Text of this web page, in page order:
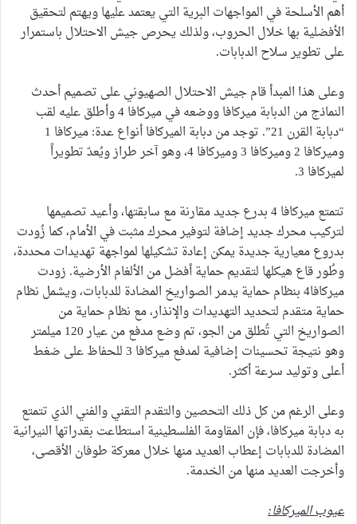
أهم الأسلحة في المواجهات البرية التي يعتمد عليها ويهتم لتحقيق
الأفضلية بها خلال الحروب، ولذلك يحرص جيش الاحتلال باستمرار
على تطوير سلاح الدبابات.
وعلى هذا المبدأ قام جيش الاحتلال الصهيوني على تصميم أحدث
النماذج من الدبابة ميركافا ووضعه في ميركافا 4 وأطلق عليه لقب
“دبابة القرن 21”. توجد من دبابة الميركافا أنواع عدة: ميركافا 1
وميركافا 2 وميركافا 3 وميركافا 4، وهو آخر طراز ويُعدّ تطويراً
لميركافا 3.
تتمتع ميركافا 4 بدرع جديد مقارنة مع سابقتها، وأعيد تصميمها
لتركيب محرك جديد إضافة لتوفير محرك مثبت في الأمام، كما زُودت
بدروع معيارية جديدة يمكن إعادة تشكيلها لمواجهة تهديدات محددة،
وطُور قاع هيكلها لتقديم حماية أفضل من الألغام الأرضية. زودت
ميركافا4 بنظام حماية يدمر الصواريخ المضادة للدبابات، ويشمل نظام
حماية متقدم لتحديد التهديدات والإنذار، مع نظام حماية من
الصواريخ التي تُطلق من الجو، تم وضع مدفع من عيار 120 ميلمتر
وهو نتيجة تحسينات إضافية لمدفع ميركافا 3 للحفاظ على ضغط
أعلى وتوليد سرعة أكثر.
وعلى الرغم من كل ذلك التحصين والتقدم التقني والفني الذي تتمتع
به دبابة ميركافا، فإن المقاومة الفلسطينية استطاعت بقدراتها النيرانية
المضادة للدبابات إعطاب العديد منها خلال معركة طوفان الأقصى،
وأخرجت العديد منها من الخدمة.
عيوب الميركافا: